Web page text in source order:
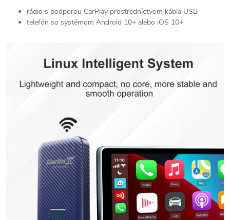
rádio s podporou CarPlay prostredníctvom kábla USB
telefón so systémom Android 10+ alebo iOS 10+